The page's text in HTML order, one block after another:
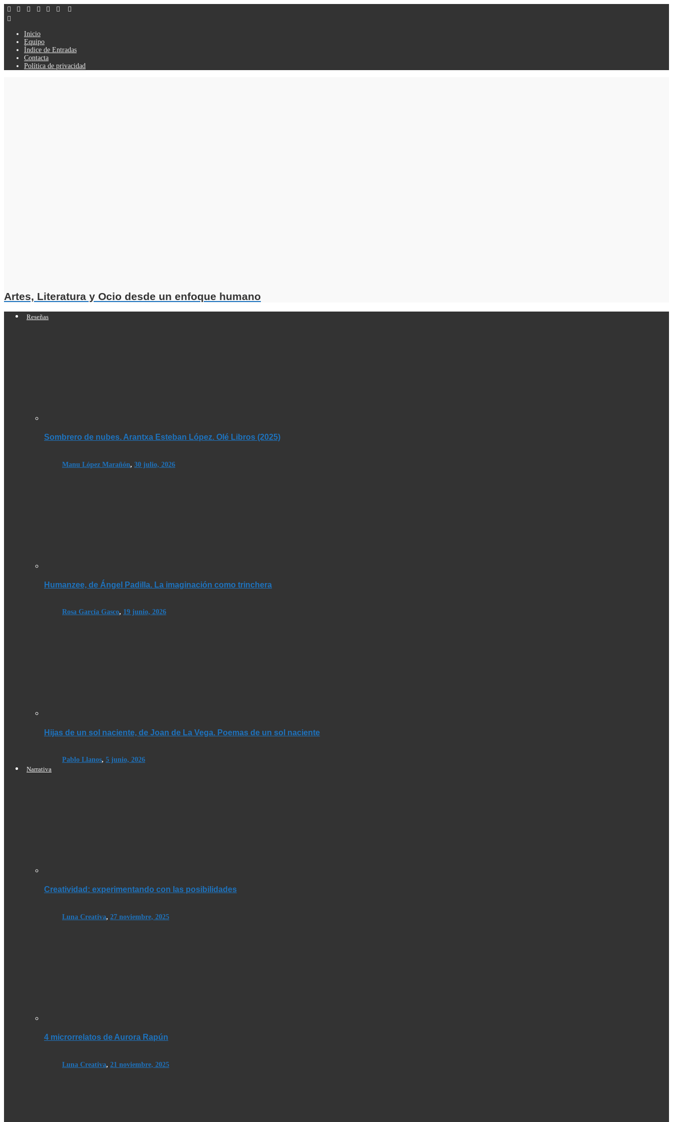
Inicio
Equipo
Índice de Entradas
Contacta
Política de privacidad
Artes, Literatura y Ocio desde un enfoque humano
Reseñas
Sombrero de nubes. Arantxa Esteban López. Olé Libros (2025)
Manu López Marañón, 30 julio, 2026
Humanzee, de Ángel Padilla. La imaginación como trinchera
Rosa García Gasco, 19 junio, 2026
Hijas de un sol naciente, de Joan de La Vega. Poemas de un sol naciente
Pablo Llanos, 5 junio, 2026
Narrativa
Creatividad: experimentando con las posibilidades
Luna Creativa, 27 noviembre, 2025
4 microrrelatos de Aurora Rapún
Luna Creativa, 21 noviembre, 2025